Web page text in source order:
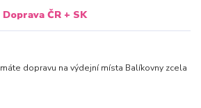
Doprava ČR + SK
máte dopravu na výdejní místa Balíkovny zcela